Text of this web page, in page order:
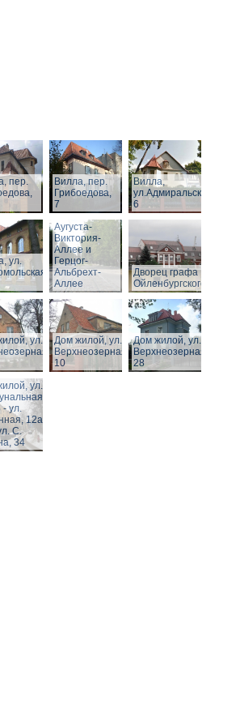
пер.
Вилла, пер.
Грибоедова,
7
Вилла,
ул.Адмиральская,
6
ул.
Виллы по
Аугуста-
Виктория-
Аллее и
Герцог-
Альбрехт-
Аллее
Дворец графа
Ойленбургского
ул.
Дом жилой, ул.
Верхнеозерная,
10
Дом жилой, ул.
Верхнеозерная,
28
ул.
- ул.
12а,
С.
34